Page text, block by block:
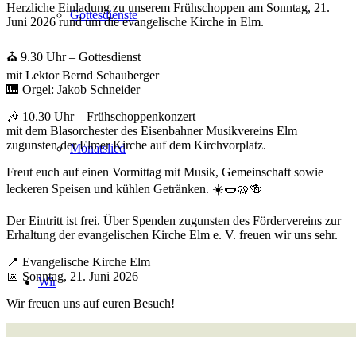
Gottesdienste
Monatslied
Wir
Herzliche Einladung zu unserem Frühschoppen am Sonntag, 21.
Juni 2026 rund um die evangelische Kirche in Elm.
⛪ 9.30 Uhr – Gottesdienst
mit Lektor Bernd Schauberger
🎹 Orgel: Jakob Schneider
🎶 10.30 Uhr – Frühschoppenkonzert
mit dem Blasorchester des Eisenbahner Musikvereins Elm
zugunsten der Elmer Kirche auf dem Kirchvorplatz.
Freut euch auf einen Vormittag mit Musik, Gemeinschaft sowie
leckeren Speisen und kühlen Getränken. ☀️🌭🥨🍻
Der Eintritt ist frei. Über Spenden zugunsten des Fördervereins zur
Erhaltung der evangelischen Kirche Elm e. V. freuen wir uns sehr.
📍 Evangelische Kirche Elm
📅 Sonntag, 21. Juni 2026
Wir freuen uns auf euren Besuch!